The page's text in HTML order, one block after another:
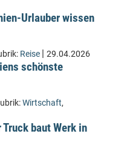
Urlauber wissen
Reise | 29.04.2026
schönste
Wirtschaft,
baut Werk in